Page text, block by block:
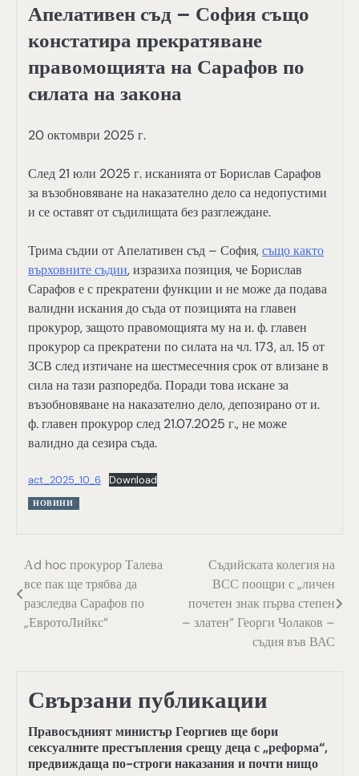
Апелативен съд – София също
констатира прекратяване
правомощията на Сарафов по
силата на закона
20 октомври 2025 г.
След 21 юли 2025 г. исканията от Борислав Сарафов
за възобновяване на наказателно дело са недопустими
и се оставят от съдилищата без разглеждане.
Трима съдии от Апелативен съд – София,също както
върховните съдии, изразиха позиция, че Борислав
Сарафов е с прекратени функции и не може да подава
валидни искания до съда от позицията на главен
прокурор, защото правомощията му на и. ф. главен
прокурор са прекратени по силата на чл. 173, ал. 15 от
ЗСВ след изтичане на шестмесечния срок от влизане в
сила на тази разпоредба. Поради това искане за
възобновяване на наказателно дело, депозирано от и.
ф. главен прокурор след 21.07.2025 г., не може
валидно да сезира съда.
act_2025_10_6 Download
НОВИНИ
Навигация
Аd hoc прокурор Талева
все пак ще трябва да
разследва Сарафов по
„ЕвротоЛийкс“
Съдийската колегия на
ВСС поощри с „личен
почетен знак първа степен
– златен“ Георги Чолаков –
съдия във ВАС
Свързани публикации
Правосъдният министър Георгиев ще бори
сексуалните престъпления срещу деца с „реформа“,
предвиждаща по-строги наказания и почти нищо